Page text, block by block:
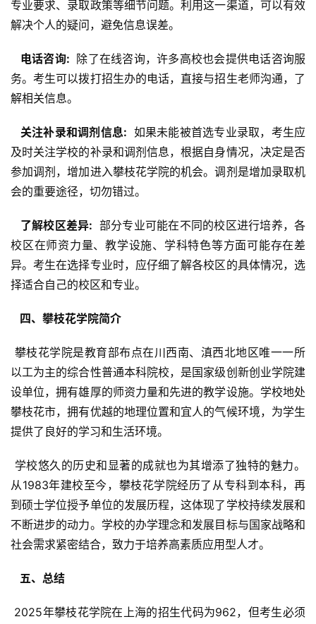
专业要求、录取政策等细节问题。利用这一渠道，可以有效
解决个人的疑问，避免信息误差。
  电话咨询:
除了在线咨询，许多高校也会提供电话咨询服
务。考生可以拨打招生办的电话，直接与招生老师沟通，了
解相关信息。
  关注补录和调剂信息:
如果未能被首选专业录取，考生应
及时关注学校的补录和调剂信息，根据自身情况，决定是否
参加调剂，增加进入攀枝花学院的机会。调剂是增加录取机
会的重要途径，切勿错过。
  了解校区差异:
部分专业可能在不同的校区进行培养，各
校区在师资力量、教学设施、学科特色等方面可能存在差
异。考生在选择专业时，应仔细了解各校区的具体情况，选
择适合自己的校区和专业。
  四、攀枝花学院简介
以工为主的综合性普通本科院校，是国家级创新创业学院建
设单位，拥有雄厚的师资力量和先进的教学设施。学校地处
攀枝花市，拥有优越的地理位置和宜人的气候环境，为学生
提供了良好的学习和生活环境。
从1983年建校至今，攀枝花学院经历了从专科到本科，再
到硕士学位授予单位的发展历程，这体现了学校持续发展和
不断进步的动力。学校的办学理念和发展目标与国家战略和
社会需求紧密结合，致力于培养高素质应用型人才。
  五、总结